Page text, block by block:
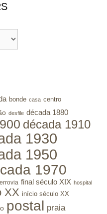
bonde casa centro
desfile década 1880
década 1910
1930
1950
1970
final século XIX hospital
XX início século XX
postal praia